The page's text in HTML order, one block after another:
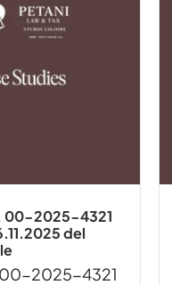
00-2025-4321
del
00-2025-4321